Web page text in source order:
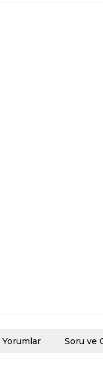
Yorumlar Soru ve